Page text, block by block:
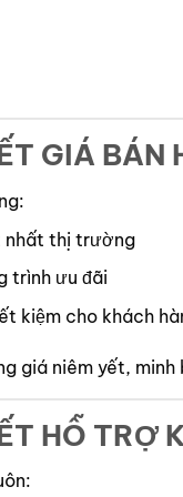
GIÁ BÁN
nhất thị trường
trình ưu đãi
kiệm cho khách
giá niêm yết, minh
HỖ TRỢ